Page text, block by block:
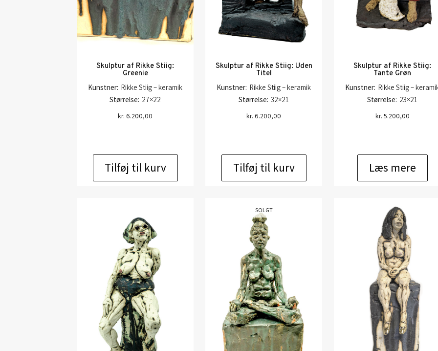
Skulptur af Rikke Stiig:
Greenie
Kunstner: Rikke Stiig – keramik
Størrelse: 27×22
kr. 6.200,00
Tilføj til kurv
Skulptur af Rikke Stiig: Uden
Titel
Kunstner: Rikke Stiig – keramik
Størrelse: 32×21
kr. 6.200,00
Tilføj til kurv
Skulptur af Rikke Stiig:
Tante Grøn
Kunstner: Rikke Stiig –
Størrelse: 23×21
kr. 5.200,00
Læs mere
SOLGT